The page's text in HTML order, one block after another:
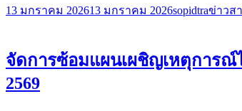
13 มกราคม 202613 มกราคม 2026sopidtraข่าวส
จัดการซ้อมแผนเผชิญเหตุการ
2569